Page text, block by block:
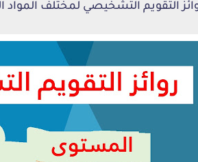
التقويم التشخيصي لمختلف المواد